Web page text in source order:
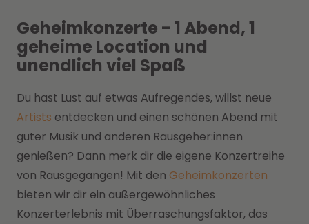
Geheimkonzerte - 1 Abend, 1
geheime Location und
unendlich viel Spaß
Du hast Lust auf etwas Aufregendes, willst neue
Artists entdecken und einen schönen Abend mit
guter Musik und anderen Rausgeher:innen
genießen? Dann merk dir die eigene Konzertreihe
von Rausgegangen! Mit den Geheimkonzerten
bieten wir dir ein außergewöhnliches
Konzerterlebnis mit Überraschungsfaktor, das